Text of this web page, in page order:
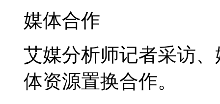
媒体合作
艾媒分析师记者采访
体资源置换合作。